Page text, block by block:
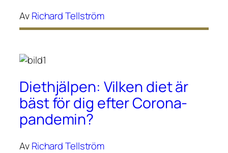
AvRichard Tellström
Diethjälpen: Vilken diet är
bäst för dig efter Corona-
pandemin?
AvRichard Tellström